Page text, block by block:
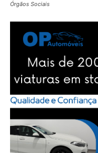
Órgãos Sociais